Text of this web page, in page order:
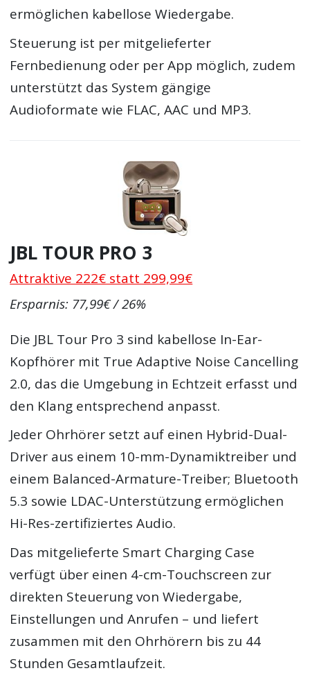
ermöglichen kabellose Wiedergabe.
Steuerung ist per mitgelieferter
Fernbedienung oder per App möglich, zudem
unterstützt das System gängige
Audioformate wie FLAC, AAC und MP3.
JBL TOUR PRO 3
Attraktive 222€ statt 299,99€
Ersparnis: 77,99€ / 26%
Die JBL Tour Pro 3 sind kabellose In-Ear-
Kopfhörer mit True Adaptive Noise Cancelling
2.0, das die Umgebung in Echtzeit erfasst und
den Klang entsprechend anpasst.
Jeder Ohrhörer setzt auf einen Hybrid-Dual-
Driver aus einem 10-mm-Dynamiktreiber und
einem Balanced-Armature-Treiber; Bluetooth
5.3 sowie LDAC-Unterstützung ermöglichen
Hi-Res-zertifiziertes Audio.
Das mitgelieferte Smart Charging Case
verfügt über einen 4-cm-Touchscreen zur
direkten Steuerung von Wiedergabe,
Einstellungen und Anrufen – und liefert
zusammen mit den Ohrhörern bis zu 44
Stunden Gesamtlaufzeit.